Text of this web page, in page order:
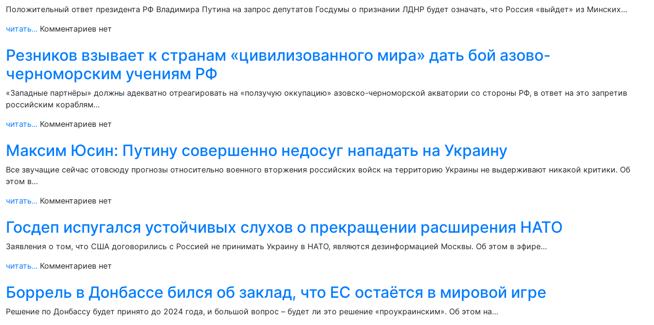
Положительный ответ президента РФ Владимира Путина на запрос депутатов Госдумы о признании ЛДНР будет означать, что Россия «выйдет» из Минских…
читать... Комментариев нет
Резников взывает к странам «цивилизованного мира» дать бой азово-
черноморским учениям РФ
«Западные партнёры» должны адекватно отреагировать на «ползучую оккупацию» азовско-черноморской акватории со стороны РФ, в ответ на это запретив
российским кораблям…
читать... Комментариев нет
Максим Юсин: Путину совершенно недосуг нападать на Украину
Все звучащие сейчас отовсюду прогнозы относительно военного вторжения российских войск на территорию Украины не выдерживают никакой критики. Об
этом в…
читать... Комментариев нет
Госдеп испугался устойчивых слухов о прекращении расширения НАТО
Заявления о том, что США договорились с Россией не принимать Украину в НАТО, являются дезинформацией Москвы. Об этом в эфире…
читать... Комментариев нет
Боррель в Донбассе бился об заклад, что ЕС остаётся в мировой игре
Решение по Донбассу будет принято до 2024 года, и большой вопрос – будет ли это решение «проукраинским». Об этом на…